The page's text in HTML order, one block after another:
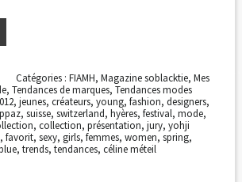
Catégories : FIAMH, Magazine soblacktie, Mes
, Tendances de marques, Tendances modes
, jeunes, créateurs, young, fashion, designers,
, suisse, switzerland, hyères, festival, mode,
, collection, présentation, jury, yohji
, favorit, sexy, girls, femmes, women, spring,
, trends, tendances, céline méteil